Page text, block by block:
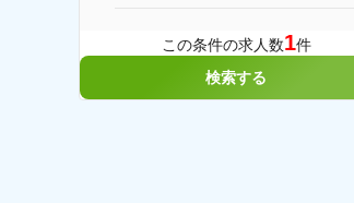
この条件の求人数1件
検索する